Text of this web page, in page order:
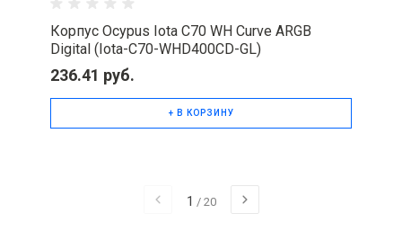
Корпус Ocypus Iota C70 WH Curve ARGB
Digital (Iota-C70-WHD400CD-GL)
236.41 руб.
+ В КОРЗИНУ
1 / 20